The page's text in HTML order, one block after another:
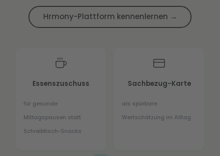
Hrmony-Plattform kennenlernen →
Essenszuschuss
für gesunde
Mittagspausen statt
Schreibtisch-Snacks
Sachbezug-Karte
als spürbare
Wertschätzung im Alltag